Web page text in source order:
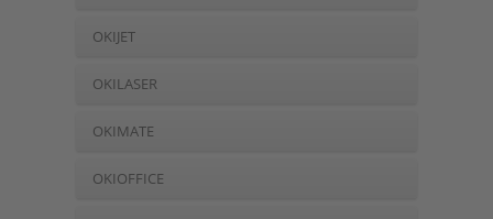
OKIJET
OKILASER
OKIMATE
OKIOFFICE